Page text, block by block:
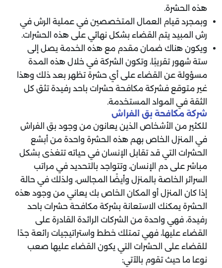
هذه الحشرة.
وبمجرد قيام العمال المتخصصين في عملية الرش في
رش المبيد يتم القضاء بشكل نهائي على هذه الحشرات.
ويكون هناك ضمان مقدم مع هذه الخدمة يصل إلى
ستة شهور تقريبًا، وتكون الشركة في خلال هذه المدة
مسؤولة عن القضاء على أي حشرة تظهر بعد ذلك وهذا
غير متوقع فشركة مكافحة حشرات باحد رفيدة تثق كل
الثقة في المواد المستخدمة.
‏شركة مكافحة بق الفراش
‏للكثير من الأشخاص الذين يعانون من وجود بق الفراش
في المنزل الخاص بهم هذه الحشرة واحدة من أبشع
الحشرات التي قد تقابل الإنسان في حياته تتغذى بشكل
مباشر على دم الإنسان، وتتواجد بالتحديد في مراتب
السرائر الخاصة بالمنزل وأيضًا المجالس، ولذلك في حالة
إذا كان المنزل أو المكان الخاص بك يعاني من وجود هذه
الحشرة يمكنك الاستعانة بشركة مكافحة حشرات باحد
رفيدة، فهي واحدة من الشركات الرائدة القادرة على
القضاء عليها، فهي تمتلك خطط واستراتيجيات رائعة جدًا
للقضاء على الحشرات التي يكون القضاء عليها صعب
نوعا ما حيث تقوم بالآتي: